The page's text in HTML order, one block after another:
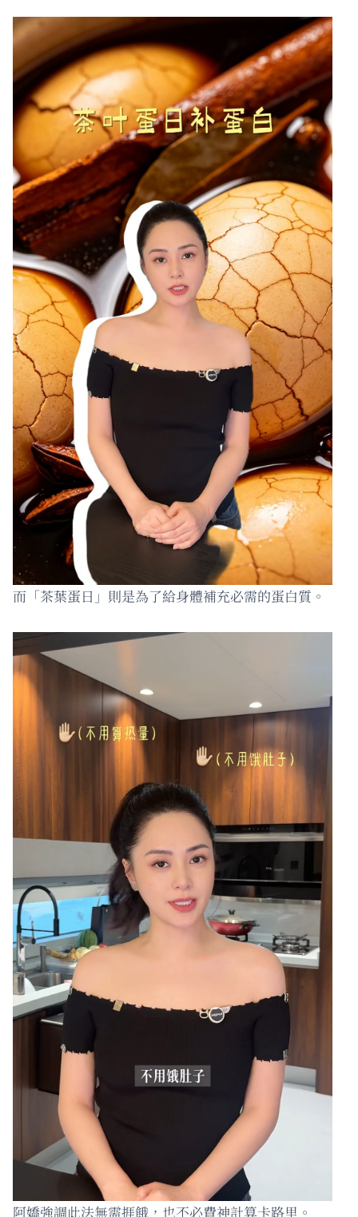
而「茶葉蛋日」則是為了給身體補充必需的蛋白質。
阿嬌強調此法無需捱餓，也不必費神計算卡路里。